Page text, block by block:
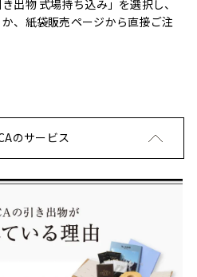
出物 式場持ち込み」を選択し、
、紙袋販売ページから直接ご注
のサービス